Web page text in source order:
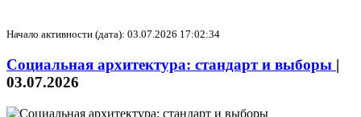
Начало активности (дата): 03.07.2026 17:02:34
Социальная архитектура: стандарт и выборы |
03.07.2026